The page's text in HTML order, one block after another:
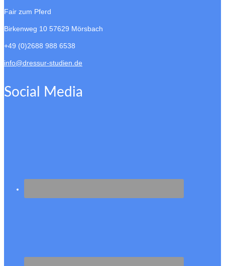
Fair zum Pferd
Birkenweg 10 57629 Mörsbach
+49 (0)2688 988 6538
info@dressur-studien.de
Social Media